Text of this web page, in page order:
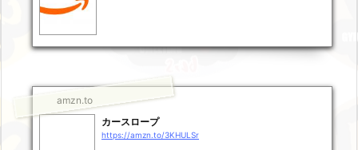
amzn.to
カースロープ
https://amzn.to/3KHULSr